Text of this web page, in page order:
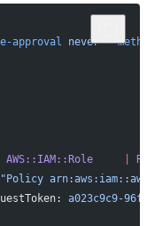
approval never --
AWS::IAM::Role
     |
"Policy
a023c9c9-